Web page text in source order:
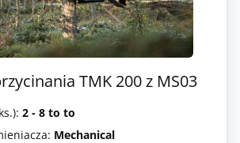
TMK 200 z MS03
2 - 8 to to
Mechanical